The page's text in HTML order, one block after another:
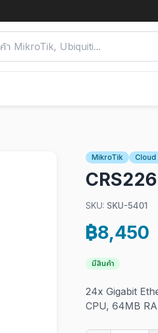
MikroTik Cloud
SKU: SKU-5401
฿8,450
มีสินค้า
24x Gigabit
CPU, 64MB